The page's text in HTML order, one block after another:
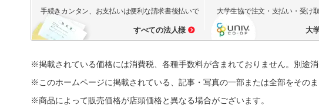
手続きカンタン、お支払いは便利な請求書後払いで
すべての法人様
大学生協で注文・支払い・受け
大
※掲載されている価格には消費税、各種手数料が含まれておりません。別途
※このホームページに掲載されている、記事・写真の一部または全部をその
※商品によって販売価格が店頭価格と異なる場合がございます。